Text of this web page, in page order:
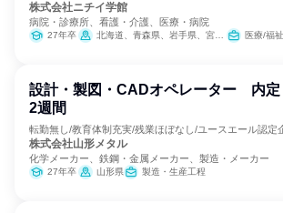
株式会社ニチイ学館
病院・診療所、看護・介護、医療・病院
27年卒 北海道、青森県、岩手県、宮城県、秋田県、山形県、福島県、茨城県、栃木県、群馬県、埼玉県、千葉県、東京都、神奈川県、新潟県、富山県、石川県、福井県、山梨県、長野県、岐阜県、静岡県、愛知県、三重県、滋賀県、京都府、大阪府、兵庫県、奈良県、和歌山県、鳥取県、島根県、岡山県、広島県、山口県、徳島県、香川県、愛媛県、高知県、福岡県、佐賀県、長崎県、熊本県、大分県、宮崎県、鹿児島県、沖縄県 医療/福
設計・製図・CADオペレーター 内定
2週間
転勤無し/教育体制充実/残業ほぼなし/ユースエール認定
株式会社山形メタル
化学メーカー、鉄鋼・金属メーカー、製造・メーカー
27年卒 山形県 製造・生産工程